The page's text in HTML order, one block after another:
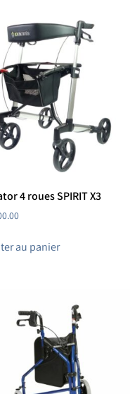
4 roues SPIRIT X3
au panier